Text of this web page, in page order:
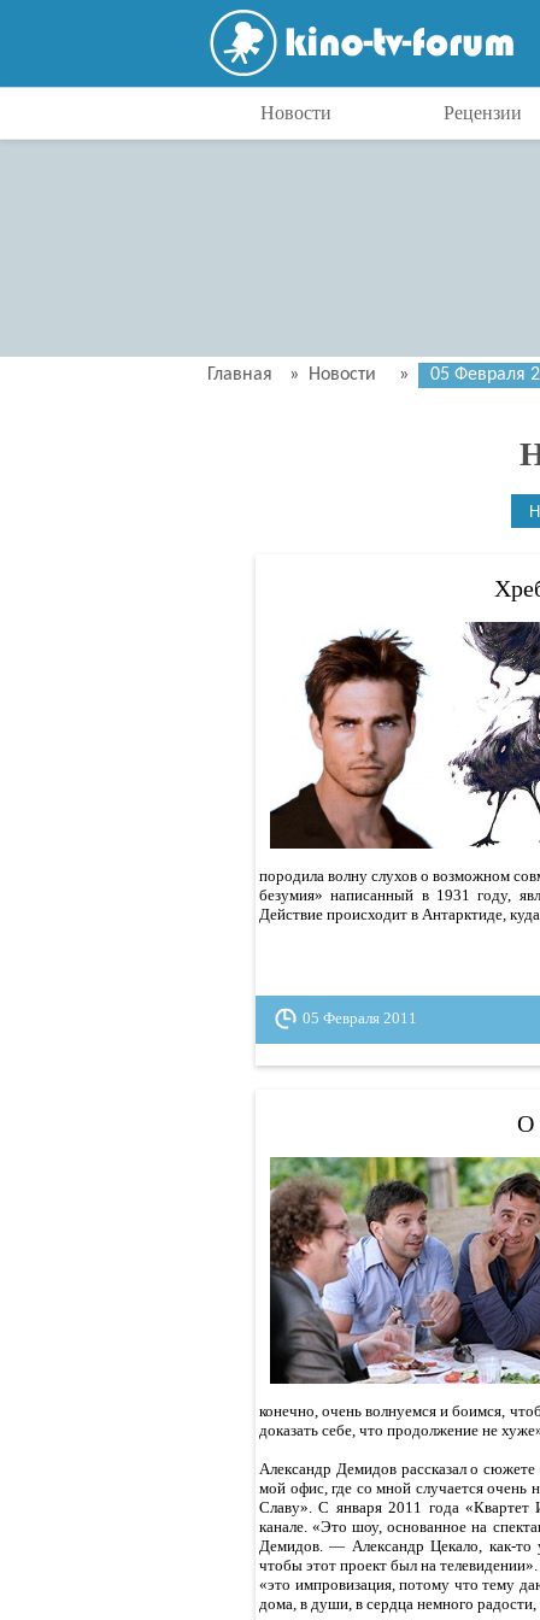
Новости Рецензии
Главная » Новости » 05 Февраля
породила волну слухов о возможном
безумия» написанный в 1931 году,
Действие происходит в Антарктиде,
05 Февраля 2011
О
конечно, очень волнуемся и боимся,
доказать себе, что продолжение не
Александр Демидов рассказал о
мой офис, где со мной случается
Славу». С января 2011 года «Квартет
канале. «Это шоу, основанное на
Демидов. — Александр Цекало, как-то
чтобы этот проект был на
«это импровизация, потому что тему
дома, в души, в сердца немного радости,